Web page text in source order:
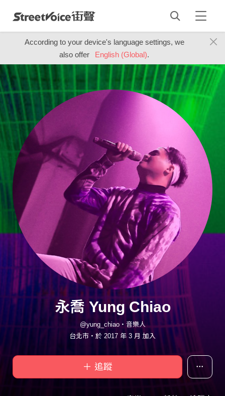
According to your device's language settings, we
also offer
English (Global).
永喬 Yung Chiao
@yung_chiao・音樂人
台北市・於 2017 年 3 月 加入
＋ 追蹤